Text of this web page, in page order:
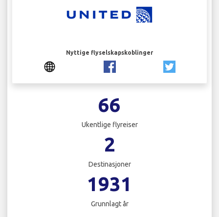
Nyttige flyselskapskoblinger
66
Ukentlige flyreiser
2
Destinasjoner
1931
Grunnlagt år